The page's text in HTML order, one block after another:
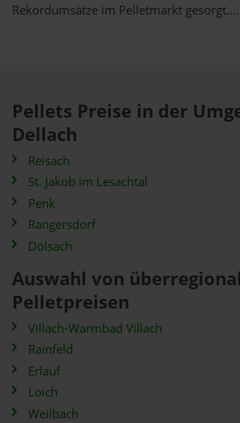
Rekordumsätze im Pelletmarkt gesorgt....
Pellets Preise in der
Dellach
Reisach
St. Jakob im Lesachtal
Penk
Rangersdorf
Dölsach
Auswahl von
Pelletpreisen
Villach-Warmbad Villach
Rainfeld
Erlauf
Loich
Weilbach